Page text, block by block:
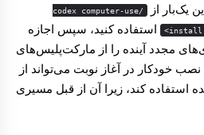
یک‌بار از
/codex computer-use
install
استفاده کنید، سپس اجازه
مجدد آینده را از مارکت‌پلیس‌های
خودکار در آغاز نوبت می‌تواند از
استفاده کند، زیرا آن از قبل مسیری